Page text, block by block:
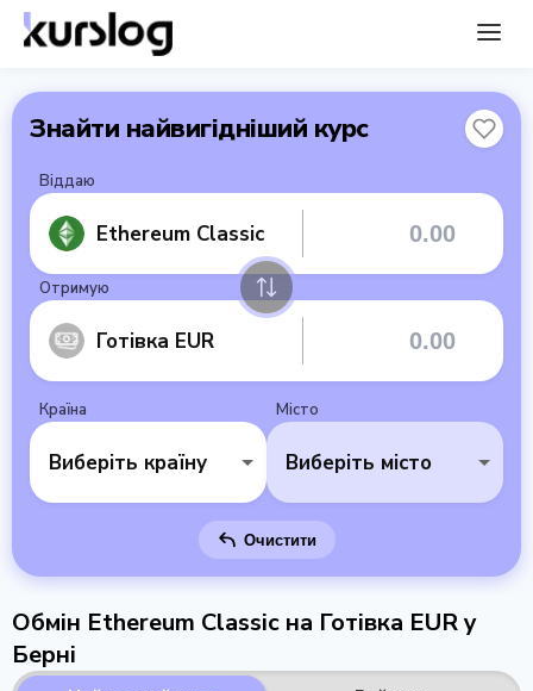
Знайти найвигідніший курс
Віддаю
Ethereum Classic
Отримую
Готівка EUR
Країна
Виберіть країну
Місто
Виберіть місто
Очистити
Обмін Ethereum Classic на Готівка EUR у
Берні